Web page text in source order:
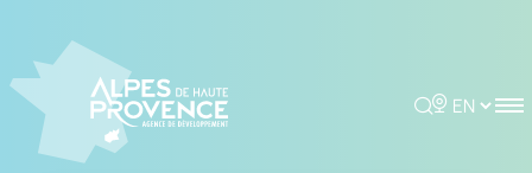
Rechercher
Choisir la